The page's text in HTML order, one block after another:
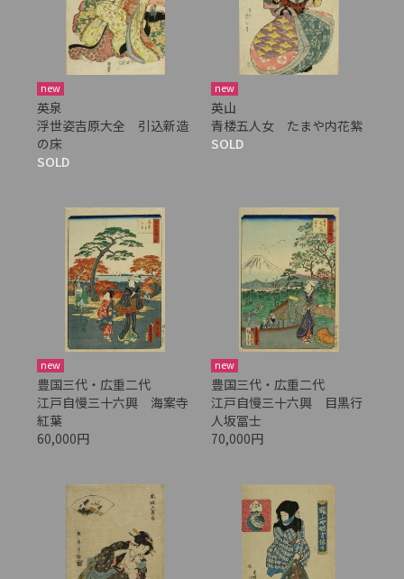
new
英泉
浮世姿吉原大全 引込新造
の床
SOLD
new
英山
青楼五人女 たまや内花紫
SOLD
new
豊国三代・広重二代
江戸自慢三十六興 海案寺
紅葉
60,000円
new
豊国三代・広重二代
江戸自慢三十六興 目黒行
人坂冨士
70,000円